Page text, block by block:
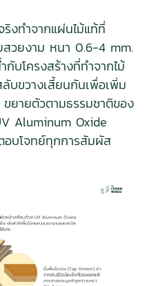
งทำจากแผ่นไม้แท้ที่
วยงาม หนา 0.6-4 mm.
บโครงสร้างที่ทำจากไม้
บขวางเสี้ยนกันเพื่อเพิ่ม
ยายตัวตามธรรมชาติของ
Aluminum Oxide
อบโจทย์ทุกการสัมผัส